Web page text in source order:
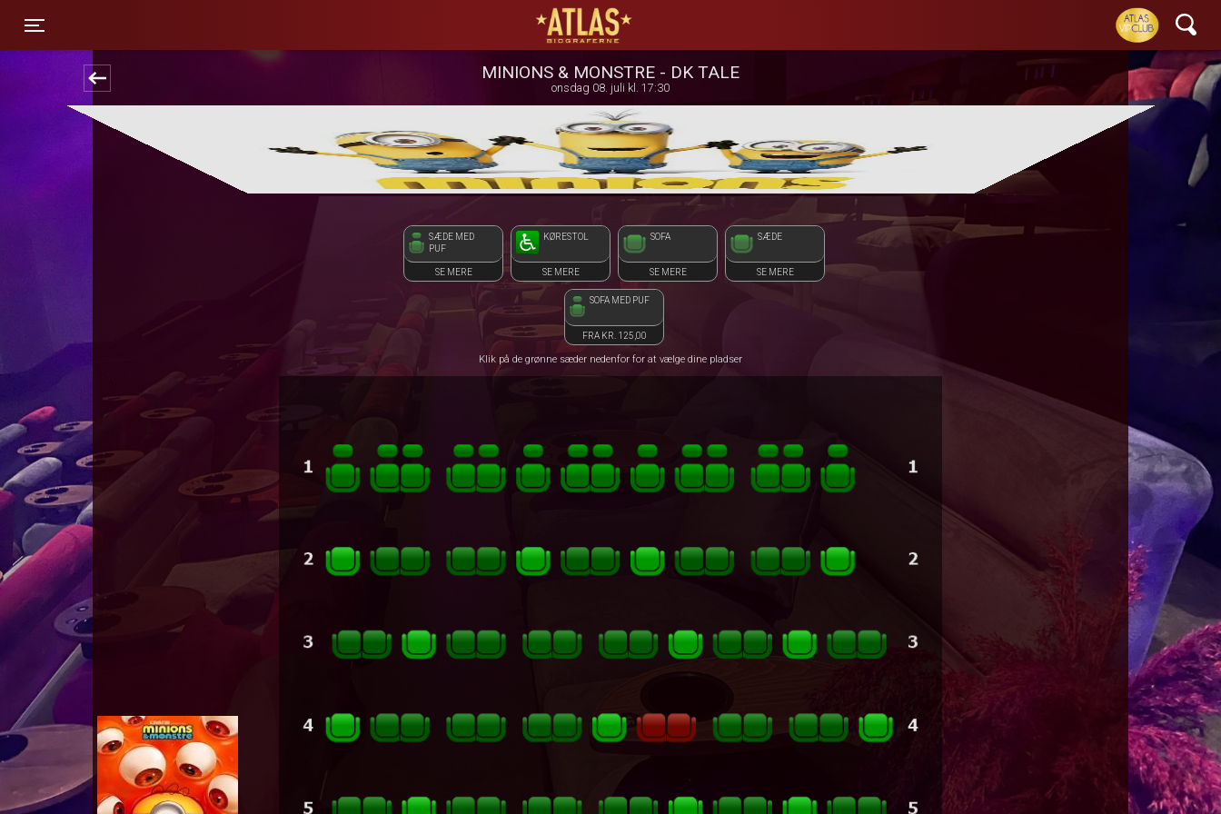
ATLAS Biograferne
MINIONS & MONSTRE - DK TALE
onsdag 08. juli kl. 17:30
SÆDE MED
PUF
SE MERE
KØRESTOL
SE MERE
SOFA
SE MERE
SÆDE
SE MERE
SOFA MED PUF
FRA KR. 125,00
Klik på de grønne sæder nedenfor for at vælge dine pladser
1step-front02 032308